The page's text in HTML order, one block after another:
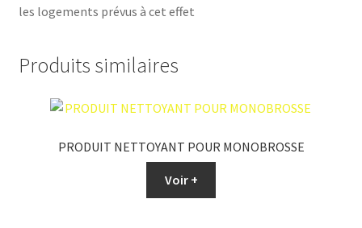
les logements prévus à cet effet
Produits similaires
PRODUIT NETTOYANT POUR MONOBROSSE
Voir +